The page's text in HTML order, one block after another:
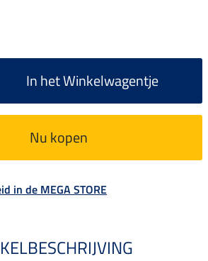
In het Winkelwagentje
Nu kopen
in de MEGA STORE